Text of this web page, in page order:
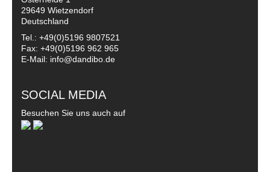
29649 Wietzendorf
Deutschland
Tel.: +49(0)5196 9807521
Fax: +49(0)5196 962 965
E-Mail: info@dandibo.de
SOCIAL MEDIA
Besuchen Sie uns auch auf